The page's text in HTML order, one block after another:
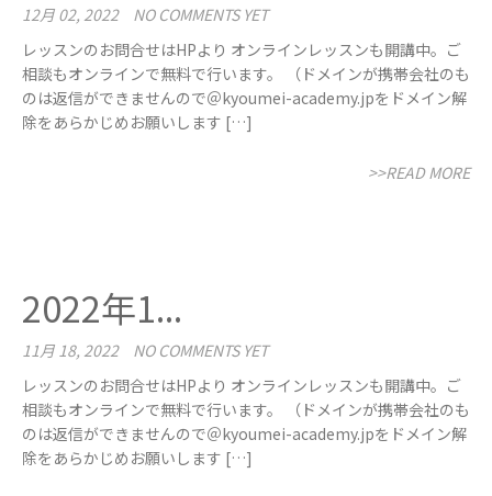
12月 02, 2022
NO COMMENTS YET
レッスンのお問合せはHPより オンラインレッスンも開講中。ご
相談もオンラインで無料で行います。 （ドメインが携帯会社のも
のは返信ができませんので＠kyoumei-academy.jpをドメイン解
除をあらかじめお願いします […]
>>READ MORE
2022年1...
11月 18, 2022
NO COMMENTS YET
レッスンのお問合せはHPより オンラインレッスンも開講中。ご
相談もオンラインで無料で行います。 （ドメインが携帯会社のも
のは返信ができませんので＠kyoumei-academy.jpをドメイン解
除をあらかじめお願いします […]